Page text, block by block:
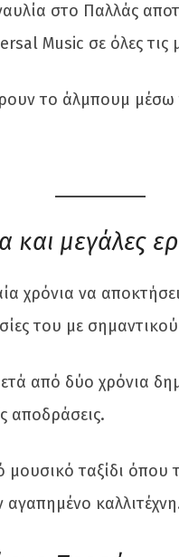
στο Παλλάς
Music σε όλες τις
το άλμπουμ μέσω
μεγάλες
χρόνια να
του με
από δύο χρόνια
αποδράσεις.
ταξίδι
αγαπημένο